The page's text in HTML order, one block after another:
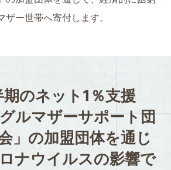
ザー世帯へ寄付します。
のネット1％支援
ルマザーサポート団
」の加盟団体を通じ
ナウイルスの影響で